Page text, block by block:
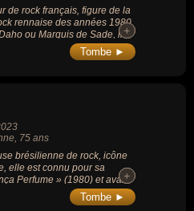
de rock français, figure de la
rennaise des années 1980
ou Marquis de Sade, il a
entre 1987 et 2015 en 40 ans
+
+
Tombe ►
, 75 ans
brésilienne de rock, icône
elle est connu pour sa
Perfume » (1980) et avait
60 millions d’albums dans le
en 50 ans de carrière.
+
+
Tombe ►